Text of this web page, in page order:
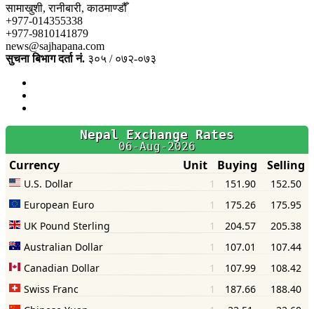
सामाखुशी, रानीबारी, काठमाण्डौँ
+977-014355338
+977-9810141879
news@sajhapana.com
सुचना बिभाग दर्ता नं. ३०५ / ०७२-०७३